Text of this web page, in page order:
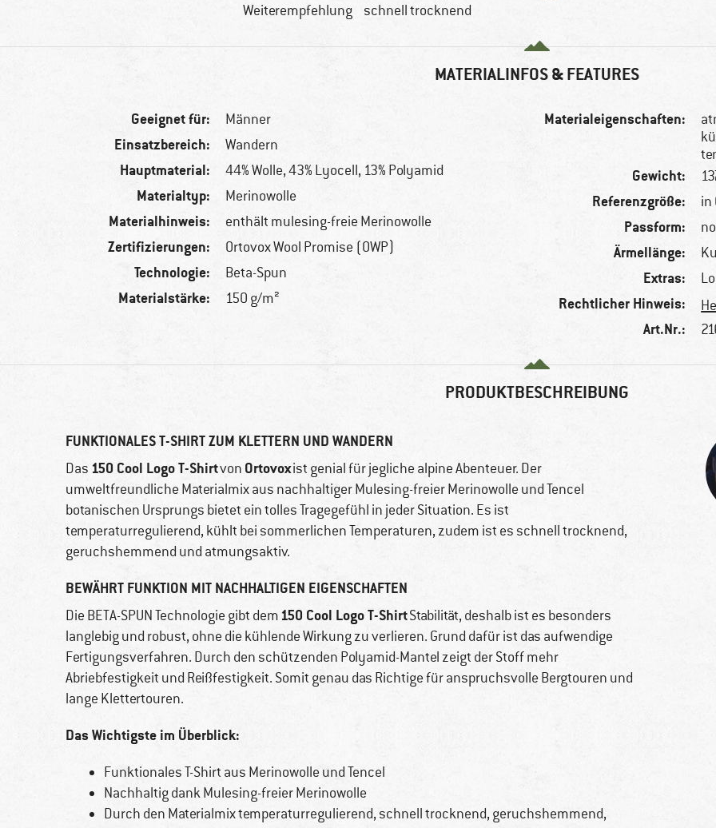
Weiterempfehlung
schnell trocknend
MATERIALINFOS & FEATURES
Geeignet für: Männer
Einsatzbereich: Wandern
Hauptmaterial: 44% Wolle, 43% Lyocell, 13% Polyamid
Materialtyp: Merinowolle
Materialhinweis: enthält mulesing-freie Merinowolle
Zertifizierungen: Ortovox Wool Promise (OWP)
Technologie: Beta-Spun
Materialstärke: 150 g/m²
Materialeigenschaften:
Gewicht:
Referenzgröße: in
Passform:
Ärmellänge:
Extras:
Rechtlicher Hinweis:
Art.Nr.:
PRODUKTBESCHREIBUNG
FUNKTIONALES T-SHIRT ZUM KLETTERN UND WANDERN
Das 150 Cool Logo T-Shirtvon Ortovoxist genial für jegliche alpine Abenteuer. Der
umweltfreundliche Materialmix aus nachhaltiger Mulesing-freier Merinowolle und Tencel
botanischen Ursprungs bietet ein tolles Tragegefühl in jeder Situation. Es ist
temperaturregulierend, kühlt bei sommerlichen Temperaturen, zudem ist es schnell trocknend,
geruchshemmend und atmungsaktiv.
BEWÄHRT FUNKTION MIT NACHHALTIGEN EIGENSCHAFTEN
Die BETA-SPUN Technologie gibt dem150 Cool Logo T-ShirtStabilität, deshalb ist es besonders
langlebig und robust, ohne die kühlende Wirkung zu verlieren. Grund dafür ist das aufwendige
Fertigungsverfahren. Durch den schützenden Polyamid-Mantel zeigt der Stoff mehr
Abriebfestigkeit und Reißfestigkeit. Somit genau das Richtige für anspruchsvolle Bergtouren und
lange Klettertouren.
Das Wichtigste im Überblick:
Funktionales T-Shirt aus Merinowolle und Tencel
Nachhaltig dank Mulesing-freier Merinowolle
Durch den Materialmix temperaturregulierend, schnell trocknend, geruchshemmend,